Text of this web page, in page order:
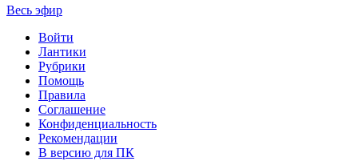
Весь эфир
Войти
Лантики
Рубрики
Помощь
Правила
Соглашение
Конфиденциальность
Рекомендации
В версию для ПК